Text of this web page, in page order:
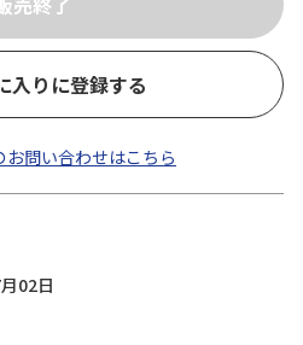
入りに登録する
お問い合わせはこちら
02日